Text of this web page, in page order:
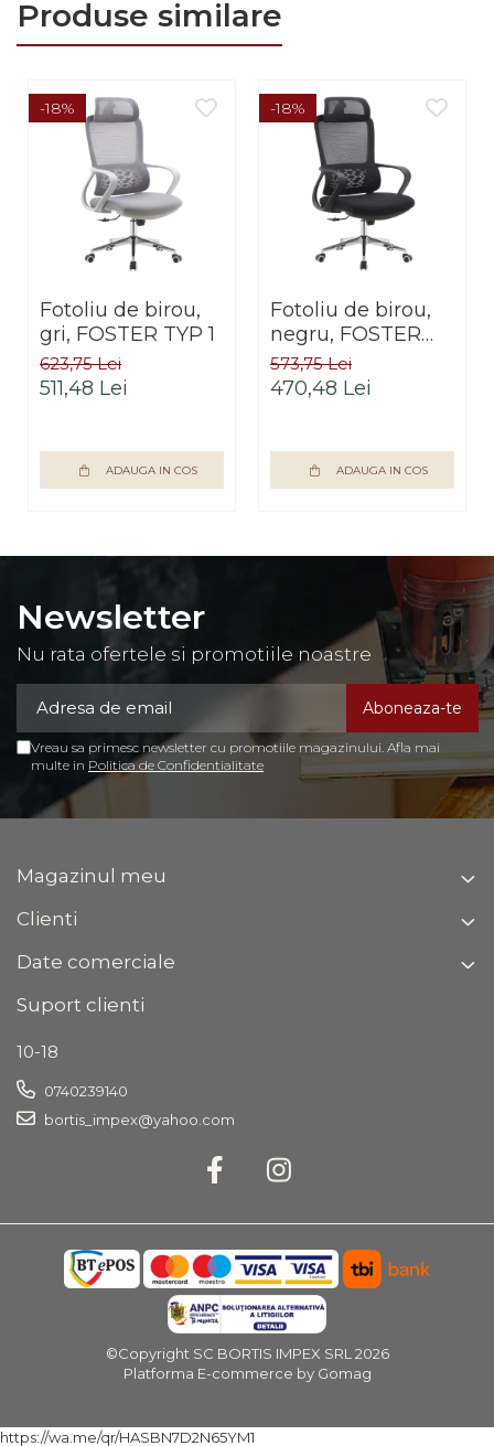
Produse similare
-18%
Fotoliu de birou,
gri, FOSTER TYP 1
623,75 Lei
511,48 Lei
ADAUGA IN COS
-18%
Fotoliu de birou,
negru, FOSTER
TYP 1
573,75 Lei
470,48 Lei
ADAUGA IN COS
Newsletter
Nu rata ofertele si promotiile noastre
Vreau sa primesc newsletter cu promotiile magazinului. Afla mai
multe in Politica de Confidentialitate
Magazinul meu
Clienti
Date comerciale
Suport clienti
10-18
0740239140
bortis_impex@yahoo.com
©Copyright SC BORTIS IMPEX SRL 2026
Platforma E-commerce by Gomag
https://wa.me/qr/HASBN7D2N65YM1